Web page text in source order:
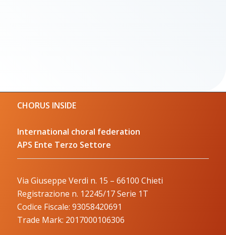
CHORUS INSIDE
International choral federation
APS Ente Terzo Settore
Via Giuseppe Verdi n. 15 – 66100 Chieti
Registrazione n. 12245/17 Serie 1T
Codice Fiscale: 93058420691
Trade Mark: 2017000106306